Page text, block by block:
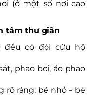
ơi (ở một số nơi cao
tâm thư giãn
đều có đội cứu hộ
phao bơi, áo phao
rõ ràng: bé nhỏ– bé